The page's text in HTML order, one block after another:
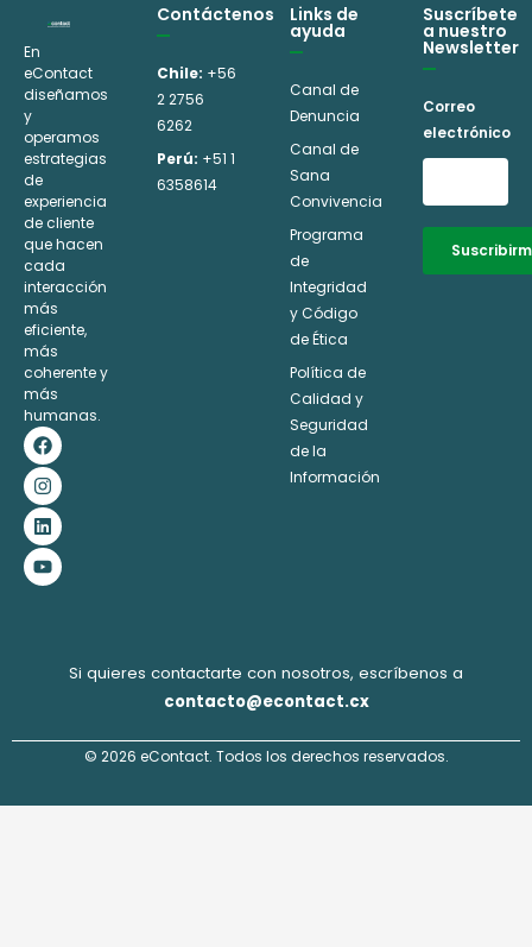
En
eContact
diseñamos
y
operamos
estrategias
de
experiencia
de cliente
que hacen
cada
interacción
más
eficiente,
más
coherente y
más
humanas.
F
a
c
e
b
o
o
k
I
n
s
t
a
g
r
a
m
L
i
n
k
e
d
i
n
Y
o
u
t
u
b
e
Contáctenos
Chile: +56
2 2756
6262
Perú: +51 1
6358614
Links de
ayuda
Canal de
Denuncia
Canal de
Sana
Convivencia
Programa
de
Integridad
y Código
de Ética
Política de
Calidad y
Seguridad
de la
Información
Suscríbete
a nuestro
Newsletter
Correo
electrónico
Si quieres contactarte con nosotros, escríbenos a
contacto@econtact.cx
© 2026 eContact. Todos los derechos reservados.